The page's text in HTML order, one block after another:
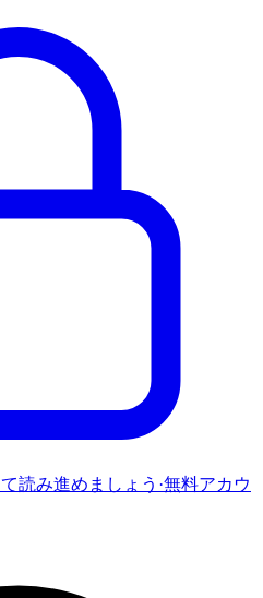
読み進めましょう ·無料アカウ